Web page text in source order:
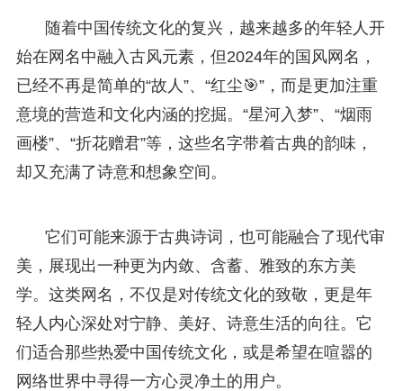
随着中国传统文化的复兴，越来越多的年轻人开
始在网名中融入古风元素，但2024年的国风网名，
已经不再是简单的“故人”、“红尘🎯”，而是更加注重
意境的营造和文化内涵的挖掘。“星河入梦”、“烟雨
画楼”、“折花赠君”等，这些名字带着古典的韵味，
却又充满了诗意和想象空间。
它们可能来源于古典诗词，也可能融合了现代审
美，展现出一种更为内敛、含蓄、雅致的东方美
学。这类网名，不仅是对传统文化的致敬，更是年
轻人内心深处对宁静、美好、诗意生活的向往。它
们适合那些热爱中国传统文化，或是希望在喧嚣的
网络世界中寻得一方心灵净土的用户。